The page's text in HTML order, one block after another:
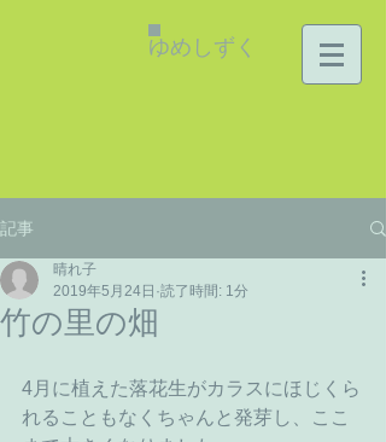
ゆめしずく
記事
竹の里の畑
晴れ子
2019年5月24日 読了時間: 1分
4月に植えた落花生がカラスにほじくら
れることもなくちゃんと発芽し、ここ